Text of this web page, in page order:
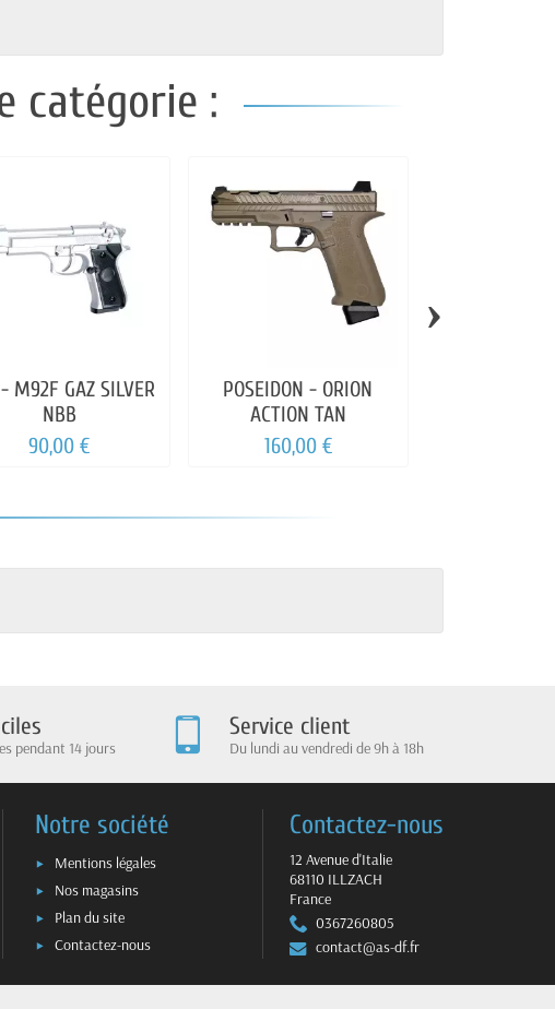
catégorie :
M92F GAZ SILVER
NBB
90,00 €
POSEIDON - ORION
ACTION TAN
160,00 €
›
pendant 14 jours
Service client
Du lundi au vendredi de 9h à 18h
Notre société
Mentions légales
Nos magasins
Plan du site
Contactez-nous
Contactez-nous
12 Avenue d'Italie
68110 ILLZACH
France
0367260805
contact@as-df.fr